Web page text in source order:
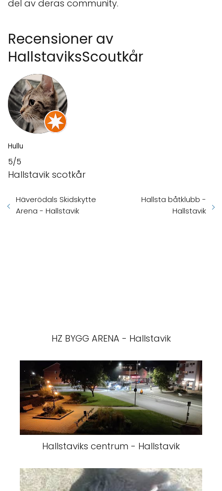
del av deras community.
Recensioner av
HallstaviksScoutkår
Hullu
5/5
Hallstavik scotkår
Häverödals Skidskytte
Arena - Hallstavik
Hallsta båtklubb -
Hallstavik
HZ BYGG ARENA - Hallstavik
Hallstaviks centrum - Hallstavik